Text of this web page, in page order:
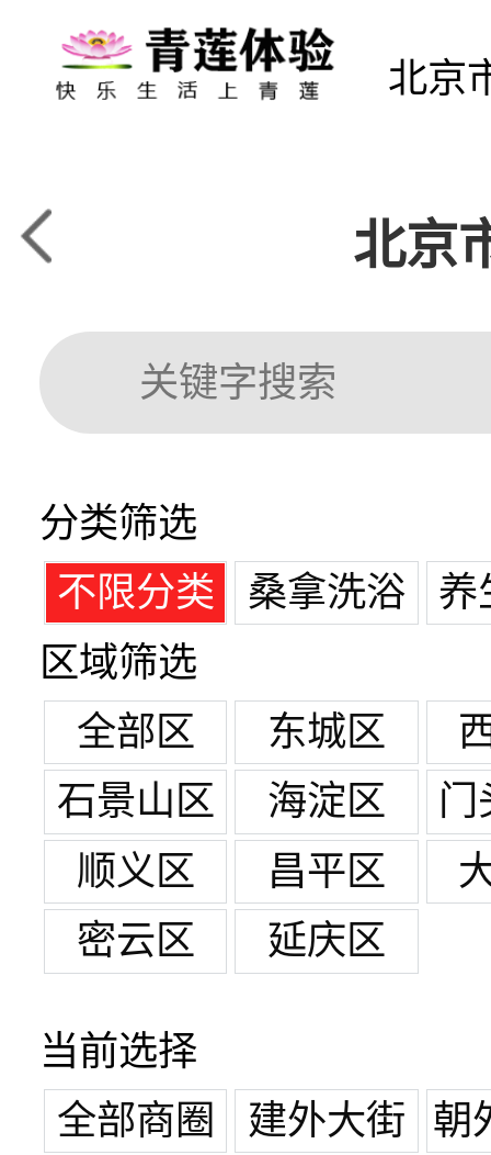
北京
北京
分类筛选
不限分类
桑拿洗浴
养
区域筛选
全部区
东城区
石景山区
海淀区
门
顺义区
昌平区
密云区
延庆区
当前选择
全部商圈
建外大街
朝